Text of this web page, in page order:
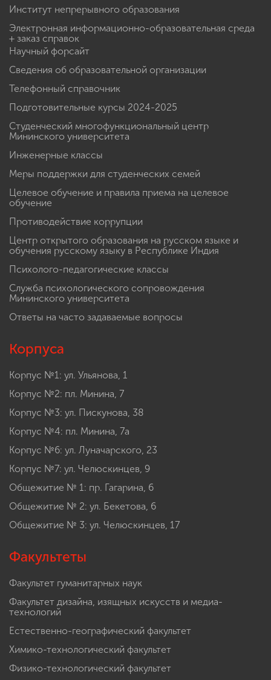
Институт непрерывного образования
Электронная информационно-образовательная среда
+ заказ справок
Научный форсайт
Сведения об образовательной организации
Телефонный справочник
Подготовительные курсы 2024-2025
Студенческий многофункциональный центр
Мининского университета
Инженерные классы
Меры поддержки для студенческих семей
Целевое обучение и правила приема на целевое
обучение
Противодействие коррупции
Центр открытого образования на русском языке и
обучения русскому языку в Республике Индия
Психолого-педагогические классы
Служба психологического сопровождения
Мининского университета
Ответы на часто задаваемые вопросы
Корпуса
Корпус №1: ул. Ульянова, 1
Корпус №2: пл. Минина, 7
Корпус №3: ул. Пискунова, 38
Корпус №4: пл. Минина, 7а
Корпус №6: ул. Луначарского, 23
Корпус №7: ул. Челюскинцев, 9
Общежитие № 1: пр. Гагарина, 6
Общежитие № 2: ул. Бекетова, 6
Общежитие № 3: ул. Челюскинцев, 17
Факультеты
Факультет гуманитарных наук
Факультет дизайна, изящных искусств и медиа-
технологий
Естественно-географический факультет
Химико-технологический факультет
Физико-технологический факультет